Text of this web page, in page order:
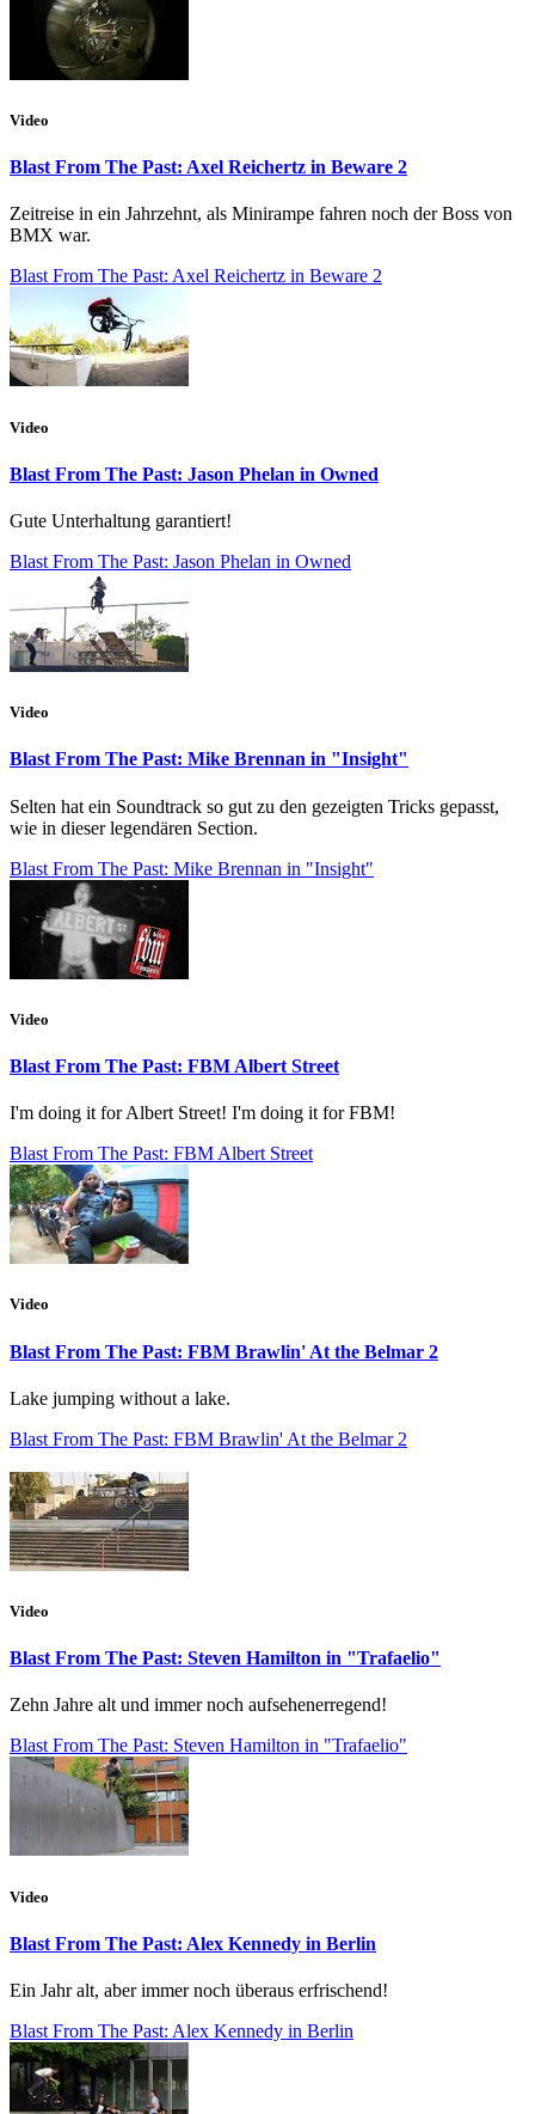
Video
Blast From The Past: Axel Reichertz in Beware 2
Zeitreise in ein Jahrzehnt, als Minirampe fahren noch der Boss von
BMX war.
Blast From The Past: Axel Reichertz in Beware 2
Video
Blast From The Past: Jason Phelan in Owned
Gute Unterhaltung garantiert!
Blast From The Past: Jason Phelan in Owned
Video
Blast From The Past: Mike Brennan in "Insight"
Selten hat ein Soundtrack so gut zu den gezeigten Tricks gepasst,
wie in dieser legendären Section.
Blast From The Past: Mike Brennan in "Insight"
Video
Blast From The Past: FBM Albert Street
I'm doing it for Albert Street! I'm doing it for FBM!
Blast From The Past: FBM Albert Street
Video
Blast From The Past: FBM Brawlin' At the Belmar 2
Lake jumping without a lake.
Blast From The Past: FBM Brawlin' At the Belmar 2
Video
Blast From The Past: Steven Hamilton in "Trafaelio"
Zehn Jahre alt und immer noch aufsehenerregend!
Blast From The Past: Steven Hamilton in "Trafaelio"
Video
Blast From The Past: Alex Kennedy in Berlin
Ein Jahr alt, aber immer noch überaus erfrischend!
Blast From The Past: Alex Kennedy in Berlin